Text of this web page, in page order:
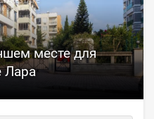
месте для
Лара